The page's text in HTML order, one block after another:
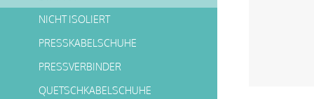
NICHT ISOLIERT
PRESSKABELSCHUHE
PRESSVERBINDER
QUETSCHKABELSCHUHE